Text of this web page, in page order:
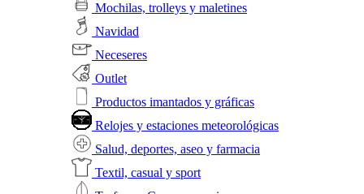
Mochilas, trolleys y maletines
Navidad
Neceseres
Outlet
Productos imantados y gráficas
Relojes y estaciones meteorológicas
Salud, deportes, aseo y farmacia
Textil, casual y sport